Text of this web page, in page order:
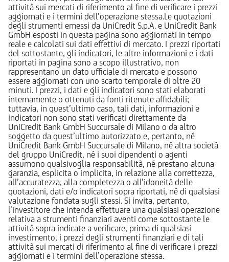
attività sui mercati di riferimento al fine di verificare i prezzi
aggiornati e i termini dell’operazione stessa.Le quotazioni
degli strumenti emessi da UniCredit S.p.A. e UniCredit Bank
GmbH esposti in questa pagina sono aggiornati in tempo
reale e calcolati sui dati effettivi di mercato. I prezzi riportati
del sottostante, gli indicatori, le altre informazioni e i dati
riportati in pagina sono a scopo illustrativo, non
rappresentano un dato ufficiale di mercato e possono
essere aggiornati con uno scarto temporale di oltre 20
minuti. I prezzi, i dati e gli indicatori sono stati elaborati
internamente o ottenuti da fonti ritenute affidabili;
tuttavia, in quest’ultimo caso, tali dati, informazioni e
indicatori non sono stati verificati direttamente da
UniCredit Bank GmbH Succursale di Milano o da altro
soggetto da quest’ultimo autorizzato e, pertanto, né
UniCredit Bank GmbH Succursale di Milano, né altra società
del gruppo UniCredit, né i suoi dipendenti o agenti
assumono qualsivoglia responsabilità, né prestano alcuna
garanzia, esplicita o implicita, in relazione alla correttezza,
all’accuratezza, alla completezza o all’idoneità delle
quotazioni, dati e/o indicatori sopra riportati, né di qualsiasi
valutazione fondata sugli stessi. Si invita, pertanto,
l’investitore che intenda effettuare una qualsiasi operazione
relativa a strumenti finanziari aventi come sottostante le
attività sopra indicate a verificare, prima di qualsiasi
investimento, i prezzi degli strumenti finanziari e di tali
attività sui mercati di riferimento al fine di verificare i prezzi
aggiornati e i termini dell’operazione stessa.